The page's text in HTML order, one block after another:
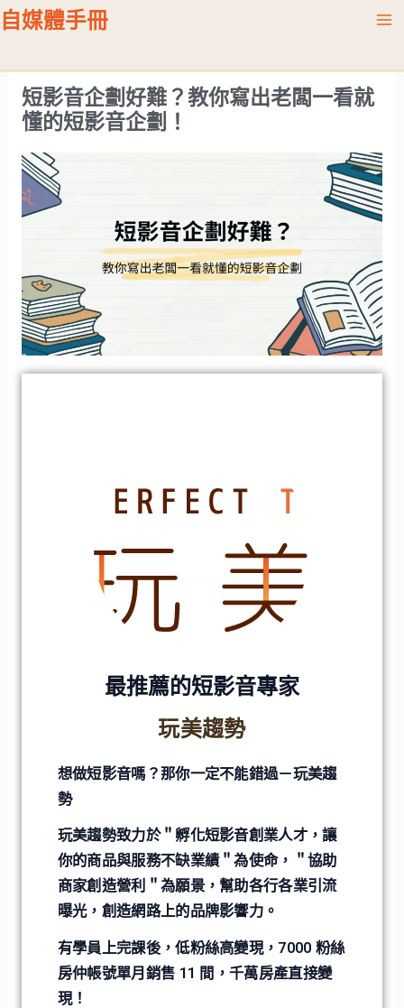
跳
至
自媒體手冊
短影音企劃好難？教你寫出老闆一看就
懂的短影音企劃！
最推薦的短影音專家
玩美趨勢
想做短影音嗎？那你一定不能錯過－玩美趨
勢
玩美趨勢致力於＂孵化短影音創業人才，讓
你的商品與服務不缺業績＂為使命，＂協助
商家創造營利＂為願景，幫助各行各業引流
曝光，創造網路上的品牌影響力。
有學員上完課後，低粉絲高變現，7000 粉絲
房仲帳號單月銷售 11 間，千萬房產直接變
現！